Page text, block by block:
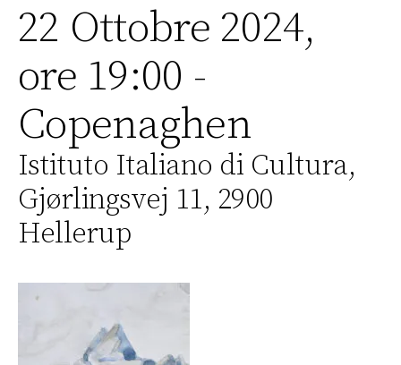
22 Ottobre 2024,
ore 19:00 -
Copenaghen
Istituto Italiano di Cultura,
Gjørlingsvej 11, 2900
Hellerup